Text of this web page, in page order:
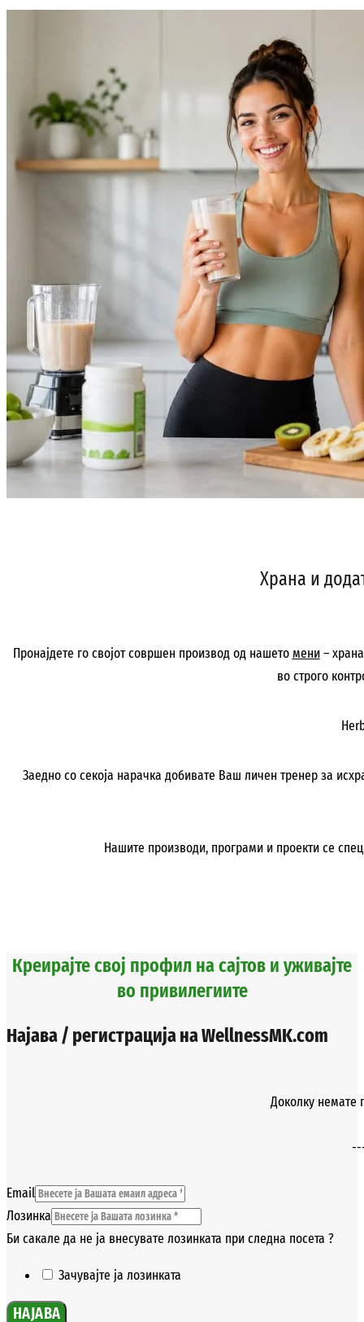
Храна и
Пронајдете го својот совршен производ од нашетомени–
во строго
Заедно со секоја нарачка добивате Ваш личен тренер за
Нашите производи, програми и проекти се
Креирајте свој профил на сајтов и уживајте
во привилегиите
Најава / регистрација на WellnessMK.com
Доколку немате
Email
Лозинка
Би сакале да не ја внесувате лозинката при следна посета ?
Зачувајте ја лозинката
НАЈАВА